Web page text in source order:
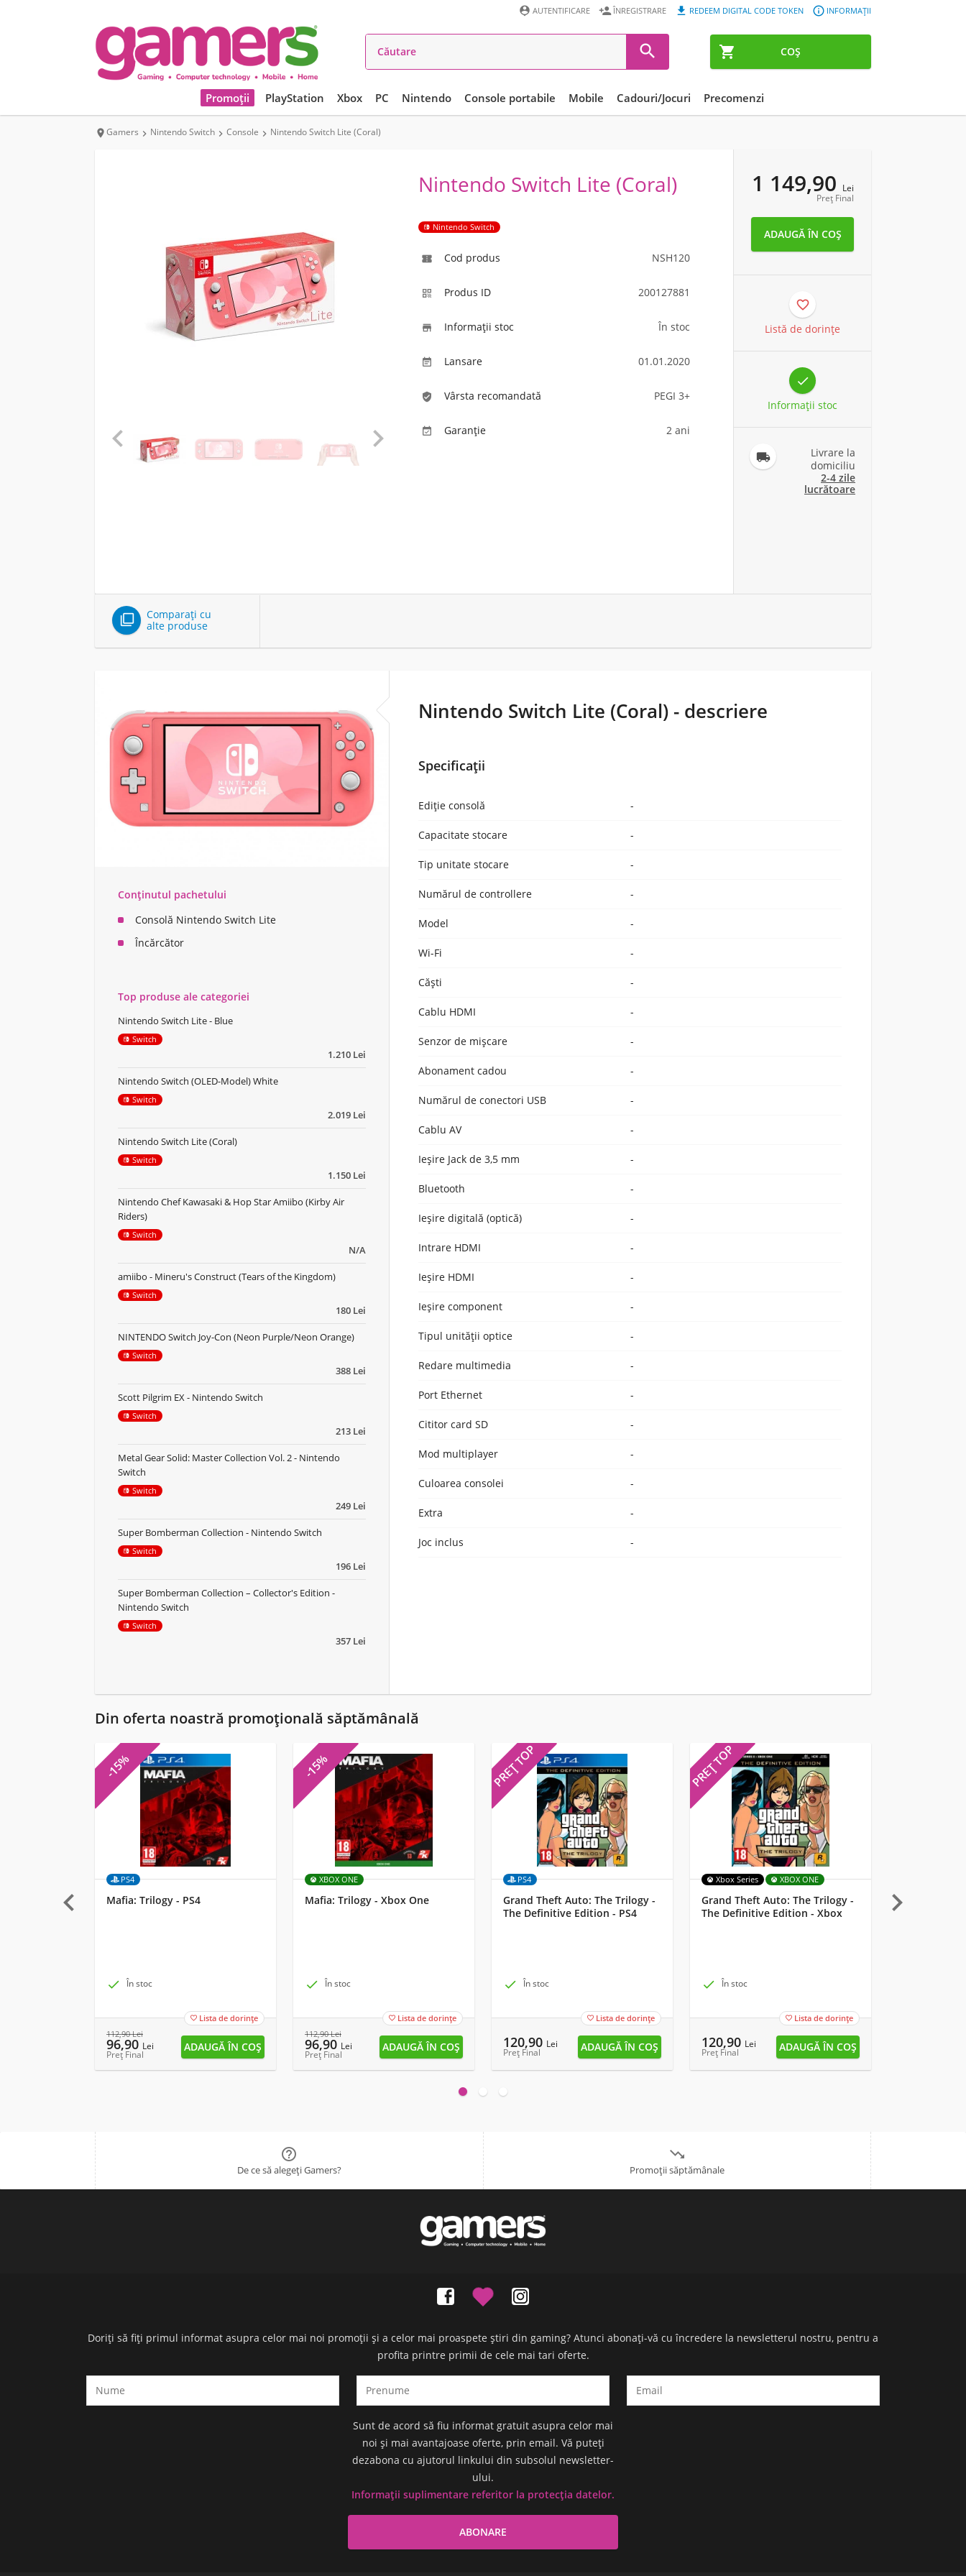
 COȘ
 INFORMAȚII
 REDEEM DIGITAL CODE TOKEN
ÎNREGISTRARE
 AUTENTIFICARE

Promoții PlayStation Xbox PC Nintendo Console portabile Mobile Cadouri/Jocuri Precomenzi
Gamers  Nintendo Switch  Console  Nintendo Switch Lite (Coral)
 
Nintendo Switch Lite (Coral)
Nintendo Switch
 Cod produs NSH120
 Produs ID 200127881
 Informaţii stoc În stoc
 Lansare 01.01.2020
verified_user Vârsta recomandată PEGI 3+
 Garanție 2 ani
1 149,90 Lei
Preț Final

Listă de dorințe

Informaţii stoc

Livrare la
domiciliu
2-4 zile
lucrătoare

Comparați cu
alte produse
Nintendo Switch Lite (Coral) - descriere
Specificații
Ediție consolă -
Capacitate stocare -
Tip unitate stocare -
Numărul de controllere -
Model -
Wi-Fi -
Căști -
Cablu HDMI -
Senzor de mișcare -
Abonament cadou -
Numărul de conectori USB -
Cablu AV -
Ieșire Jack de 3,5 mm -
Bluetooth -
Ieșire digitală (optică) -
Intrare HDMI -
Ieșire HDMI -
Ieşire component -
Tipul unității optice -
Redare multimedia -
Port Ethernet -
Cititor card SD -
Mod multiplayer -
Culoarea consolei -
Extra -
Joc inclus -
Conținutul pachetului
Consolă Nintendo Switch Lite
Încărcător
Top produse ale categoriei
1.210 Lei
Nintendo Switch Lite - Blue
Switch
2.019 Lei
Nintendo Switch (OLED-Model) White
Switch
1.150 Lei
Nintendo Switch Lite (Coral)
Switch
N/A
Nintendo Chef Kawasaki & Hop Star Amiibo (Kirby Air
Riders)
Switch
180 Lei
amiibo - Mineru's Construct (Tears of the Kingdom)
Switch
388 Lei
NINTENDO Switch Joy-Con (Neon Purple/Neon Orange)
Switch
213 Lei
Scott Pilgrim EX - Nintendo Switch
Switch
249 Lei
Metal Gear Solid: Master Collection Vol. 2 - Nintendo
Switch
Switch
196 Lei
Super Bomberman Collection - Nintendo Switch
Switch
357 Lei
Super Bomberman Collection – Collector's Edition -
Nintendo Switch
Switch
Din oferta noastră promoțională săptămânală
-15%
PS4
Mafia: Trilogy - PS4
 În stoc
 Lista de dorințe
112,90Lei
96,90 Lei
Preț Final
-15%
XBOX ONE
Mafia: Trilogy - Xbox One
 În stoc
 Lista de dorințe
112,90Lei
96,90 Lei
Preț Final
PREȚ TOP
PS4
Grand Theft Auto: The Trilogy -
The Definitive Edition - PS4
 În stoc
 Lista de dorințe
120,90 Lei
Preț Final
PREȚ TOP
Xbox Series XBOX ONE
Grand Theft Auto: The Trilogy -
The Definitive Edition - Xbox
 În stoc
 Lista de dorințe
120,90 Lei
Preț Final
Starlink:
 

De ce să alegeți Gamers?

Promoții săptămânale
Doriți să fiți primul informat asupra celor mai noi promoții și a celor mai proaspete știri din gaming? Atunci abonați-vă cu încredere la newsletterul nostru, pentru a
profita printre primii de cele mai tari oferte.
Sunt de acord să fiu informat gratuit asupra celor mai
noi și mai avantajoase oferte, prin email. Vă puteți
dezabona cu ajutorul linkului din subsolul newsletter-
ului.
Informații suplimentare referitor la protecția datelor.